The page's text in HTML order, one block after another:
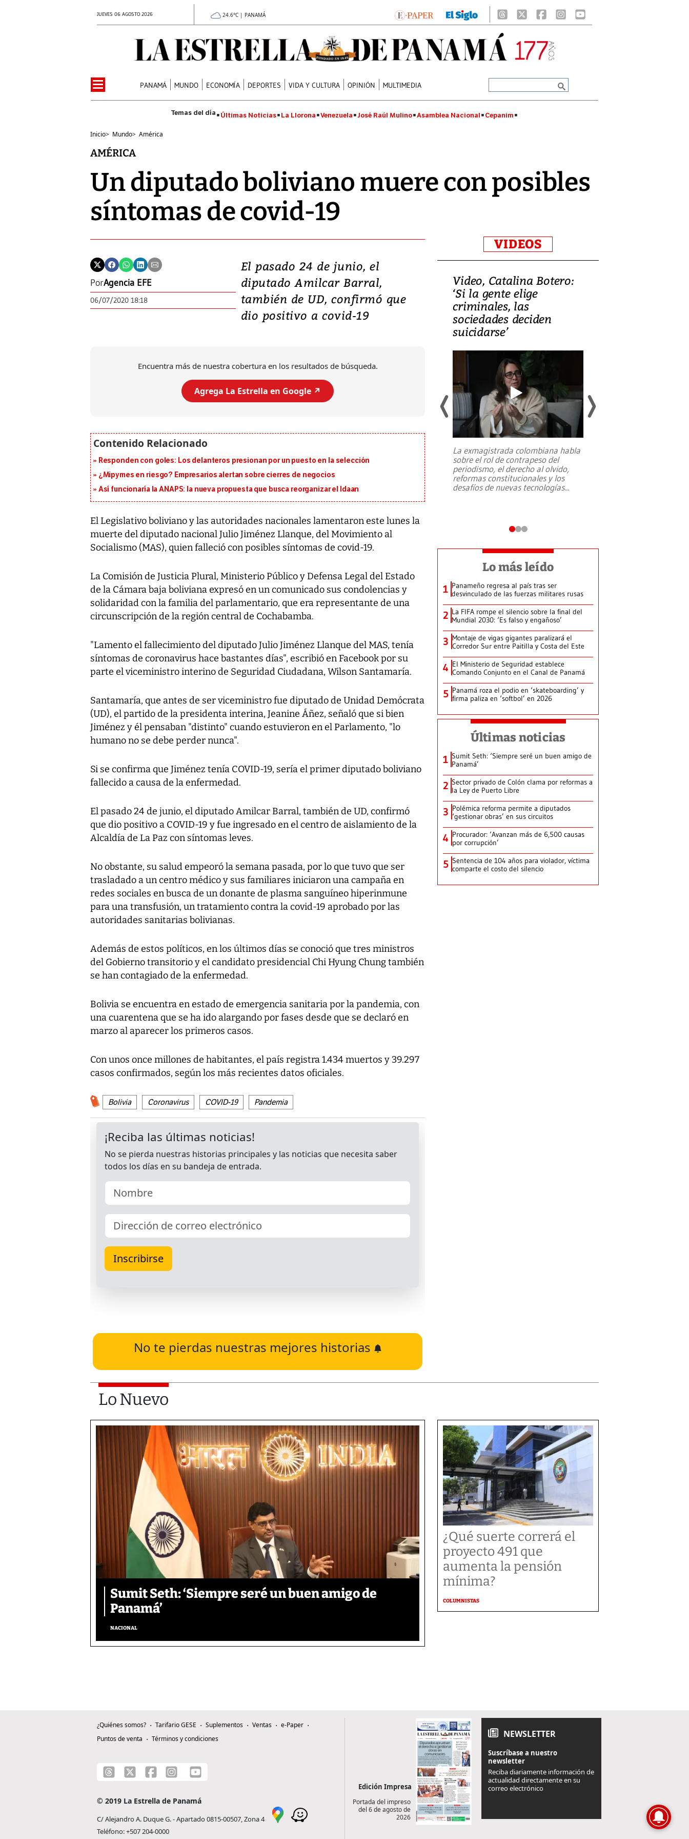
JUEVES 06 AGOSTO 2026 24.6°C | PANAMÁ
PANAMÁ MUNDO ECONOMÍA DEPORTES VIDA Y CULTURA OPINIÓN MULTIMEDIA
Últimas Noticias La Llorona Venezuela José Raúl Mulino Asamblea Nacional Cepanim
Inicio> Mundo> América
AMÉRICA
Un diputado boliviano muere con posibles
síntomas de covid-19
PorAgencia EFE
06/07/2020 18:18
El pasado 24 de junio, el
diputado Amilcar Barral,
también de UD, confirmó que
dio positivo a covid-19
Encuentra más de nuestra cobertura en los resultados de búsqueda.
Agrega La Estrella en Google ↗️
Responden con goles: Los delanteros presionan por un puesto en la selección
¿Mipymes en riesgo? Empresarios alertan sobre cierres de negocios
Así funcionaría la ANAPS: la nueva propuesta que busca reorganizar el Idaan
El Legislativo boliviano y las autoridades nacionales lamentaron este lunes la
muerte del diputado nacional Julio Jiménez Llanque, del Movimiento al
Socialismo (MAS), quien falleció con posibles síntomas de covid-19.
La Comisión de Justicia Plural, Ministerio Público y Defensa Legal del Estado
de la Cámara baja boliviana expresó en un comunicado sus condolencias y
solidaridad con la familia del parlamentario, que era representante de una
circunscripción de la región central de Cochabamba.
"Lamento el fallecimiento del diputado Julio Jiménez Llanque del MAS, tenía
síntomas de coronavirus hace bastantes días", escribió en Facebook por su
parte el viceministro interino de Seguridad Ciudadana, Wilson Santamaría.
Santamaría, que antes de ser viceministro fue diputado de Unidad Demócrata
(UD), el partido de la presidenta interina, Jeanine Áñez, señaló que si bien
Jiménez y él pensaban "distinto" cuando estuvieron en el Parlamento, "lo
humano no se debe perder nunca".
Si se confirma que Jiménez tenía COVID-19, sería el primer diputado boliviano
fallecido a causa de la enfermedad.
El pasado 24 de junio, el diputado Amilcar Barral, también de UD, confirmó
que dio positivo a COVID-19 y fue ingresado en el centro de aislamiento de la
Alcaldía de La Paz con síntomas leves.
No obstante, su salud empeoró la semana pasada, por lo que tuvo que ser
trasladado a un centro médico y sus familiares iniciaron una campaña en
redes sociales en busca de un donante de plasma sanguíneo hiperinmune
para una transfusión, un tratamiento contra la covid-19 aprobado por las
autoridades sanitarias bolivianas.
Además de estos políticos, en los últimos días se conoció que tres ministros
del Gobierno transitorio y el candidato presidencial Chi Hyung Chung también
se han contagiado de la enfermedad.
Bolivia se encuentra en estado de emergencia sanitaria por la pandemia, con
una cuarentena que se ha ido alargando por fases desde que se declaró en
marzo al aparecer los primeros casos.
Con unos once millones de habitantes, el país registra 1.434 muertos y 39.297
casos confirmados, según los más recientes datos oficiales.
Bolivia Coronavirus COVID-19 Pandemia
No te pierdas nuestras mejores historias
VIDEOS
Video, Japón: Terremoto
deja heridos y graves
daños en Kumamoto
7,1 se registró este martes 28 de
emergencia de gran...
Video, Catalina Botero:
‘Si la gente elige
criminales, las
sociedades deciden
suicidarse’
La exmagistrada colombiana habla
sobre el rol de contrapeso del
periodismo, el derecho al olvido,
reformas constitucionales y los
desafíos de nuevas tecnologías...
Lo más leído
1 Panameño regresa al país tras ser
desvinculado de las fuerzas militares rusas
2 La FIFA rompe el silencio sobre la final del
Mundial 2030: ‘Es falso y engañoso’
3 Montaje de vigas gigantes paralizará el
Corredor Sur entre Paitilla y Costa del Este
4 El Ministerio de Seguridad establece
Comando Conjunto en el Canal de Panamá
5 Panamá roza el podio en ‘skateboarding’ y
firma paliza en ‘softbol’ en 2026
Últimas noticias
1 Sumit Seth: ‘Siempre seré un buen amigo de
Panamá’
2 Sector privado de Colón clama por reformas a
la Ley de Puerto Libre
3 Polémica reforma permite a diputados
‘gestionar obras’ en sus circuitos
4 Procurador: ‘Avanzan más de 6,500 causas
por corrupción’
5 Sentencia de 104 años para violador, víctima
comparte el costo del silencio
Lo Nuevo
Sumit Seth: ‘Siempre seré un buen amigo de
Panamá’
NACIONAL
¿Qué suerte correrá el
proyecto 491 que
aumenta la pensión
mínima?
COLUMNISTAS
¿Quiénes somos? Tarifario GESE Suplementos Ventas
e-Paper
Puntos de venta
Términos y condiciones
© 2019 La Estrella de Panamá
C/ Alejandro A. Duque G. - Apartado 0815-00507, Zona 4
Teléfono: +507 204-0000
Edición Impresa
Portada del impreso
del 6 de agosto de
2026
NEWSLETTER
Suscríbase a nuestro
newsletter
Reciba diariamente información de
actualidad directamente en su
correo electrónico